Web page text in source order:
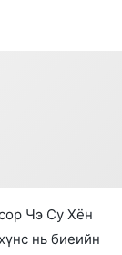
Чэ Су Хён
нь биеийн